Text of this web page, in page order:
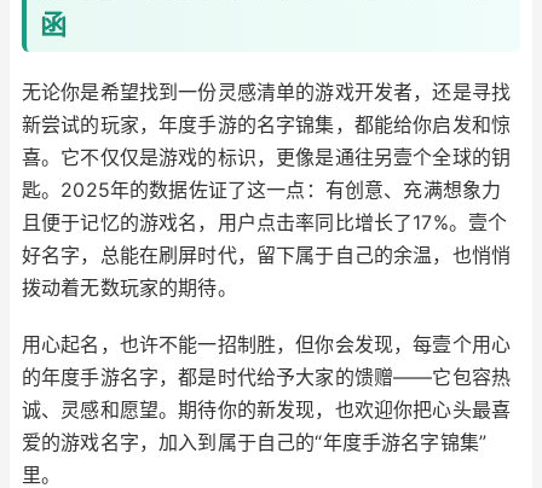
函
无论你是希望找到一份灵感清单的游戏开发者，还是寻找
新尝试的玩家，年度手游的名字锦集，都能给你启发和惊
喜。它不仅仅是游戏的标识，更像是通往另壹个全球的钥
匙。2025年的数据佐证了这一点：有创意、充满想象力
且便于记忆的游戏名，用户点击率同比增长了17%。壹个
好名字，总能在刷屏时代，留下属于自己的余温，也悄悄
拨动着无数玩家的期待。
用心起名，也许不能一招制胜，但你会发现，每壹个用心
的年度手游名字，都是时代给予大家的馈赠——它包容热
诚、灵感和愿望。期待你的新发现，也欢迎你把心头最喜
爱的游戏名字，加入到属于自己的“年度手游名字锦集”
里。